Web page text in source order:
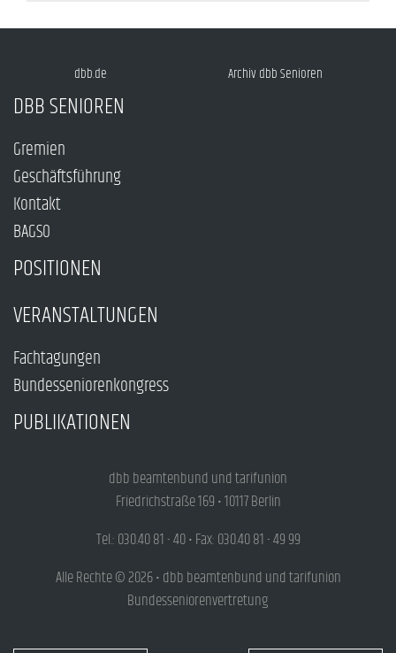
dbb.de Archiv dbb Senioren
DBB SENIOREN
Gremien
Geschäftsführung
Kontakt
BAGSO
POSITIONEN
VERANSTALTUNGEN
Fachtagungen
Bundesseniorenkongress
PUBLIKATIONEN
dbb beamtenbund und tarifunion
Friedrichstraße 169 • 10117 Berlin
Tel.: 030.40 81 - 40 • Fax: 030.40 81 - 49 99
Alle Rechte © 2026 • dbb beamtenbund und tarifunion
Bundesseniorenvertretung